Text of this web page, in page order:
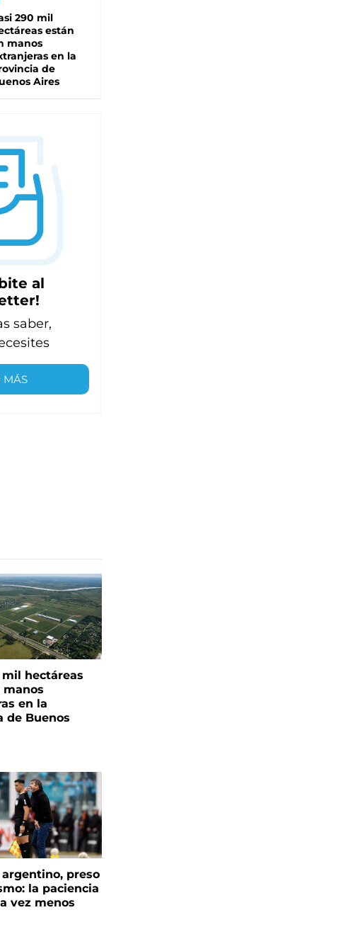
290 mil
están
manos
en la
de
Aires
al
saber,
MÁS
mil hectáreas
manos
en la
de Buenos
preso
la paciencia
vez menos